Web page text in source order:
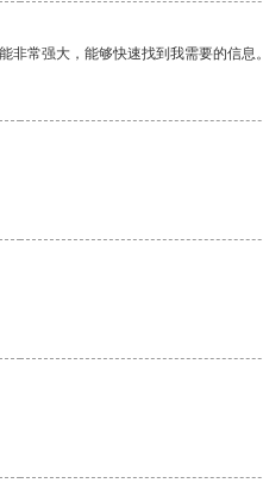
常强大，能够快速找到我需要的信息。